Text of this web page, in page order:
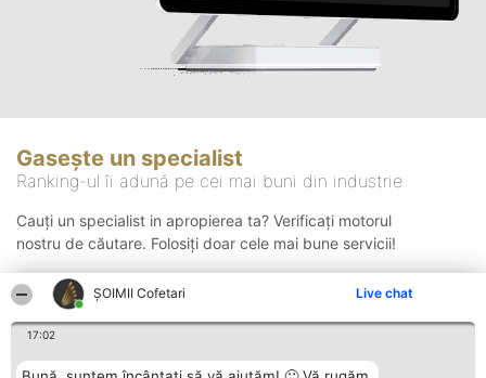
ȘOIMII Cofetari Live chat
17:02
Gasește un specialist
Ranking-ul îi adună pe cei mai buni din industrie
Cauți un specialist in apropierea ta? Verificați motorul
nostru de căutare. Folosiți doar cele mai bune servicii!